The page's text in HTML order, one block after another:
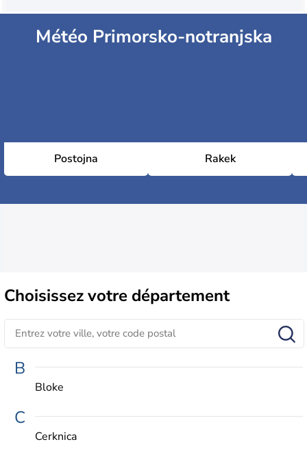
Météo Primorsko-notranjska
Postojna Rakek
Choisissezvotre département
B
Bloke
C
Cerknica